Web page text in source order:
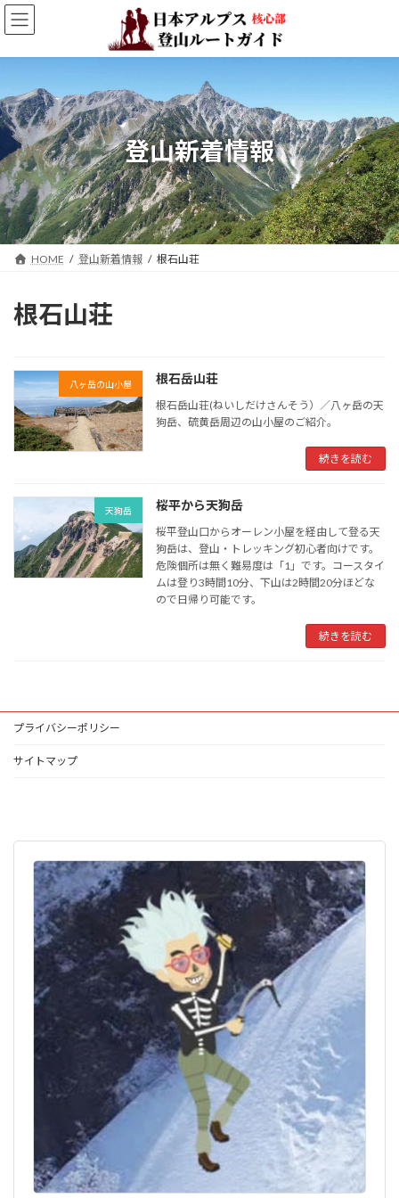
コ
ン
ン
へ
ス
キ
ッ
プ
ナ
ビ
ー
ョ
ン
に
移
動
登山新着情報
HOME 登山新着情報 根石山荘
根石山荘
八ヶ岳の山小屋 根石岳山荘
根石岳山荘(ねいしだけさんそう）／八ヶ岳の天
狗岳、硫黄岳周辺の山小屋のご紹介。
続きを読む
天狗岳 桜平から天狗岳
桜平登山口からオーレン小屋を経由して登る天
狗岳は、登山・トレッキング初心者向けです。
危険個所は無く難易度は「1」です。コースタイ
ムは登り3時間10分、下山は2時間20分ほどな
ので日帰り可能です。
続きを読む
プライバシーポリシー
サイトマップ